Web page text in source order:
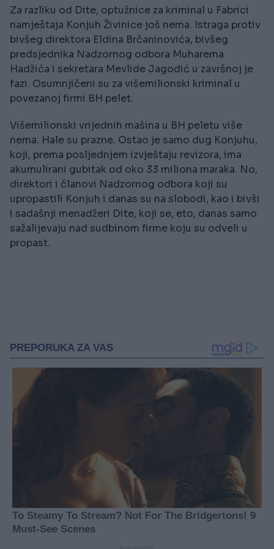
Za razliku od Dite, optužnice za kriminal u Fabrici
namještaja Konjuh Živinice još nema. Istraga protiv
bivšeg direktora Eldina Brčaninovića, bivšeg
predsjednika Nadzornog odbora Muharema
Hadžića i sekretara Mevlide Jagodić u završnoj je
fazi. Osumnjičeni su za višemilionski kriminal u
povezanoj firmi BH pelet.
Višemilionski vrijednih mašina u BH peletu više
nema. Hale su prazne. Ostao je samo dug Konjuhu,
koji, prema posljednjem izvještaju revizora, ima
akumulirani gubitak od oko 33 miliona maraka. No,
direktori i članovi Nadzornog odbora koji su
upropastili Konjuh i danas su na slobodi, kao i bivši
i sadašnji menadžeri Dite, koji se, eto, danas samo
sažalijevaju nad sudbinom firme koju su odveli u
propast.